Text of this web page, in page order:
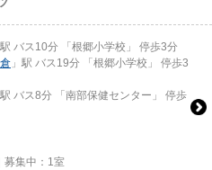
駅 バス10分 「根郷小学校」 停歩3分
」駅 バス19分 「根郷小学校」 停歩3
駅 バス8分 「南部保健センター」 停歩
集中： 1室